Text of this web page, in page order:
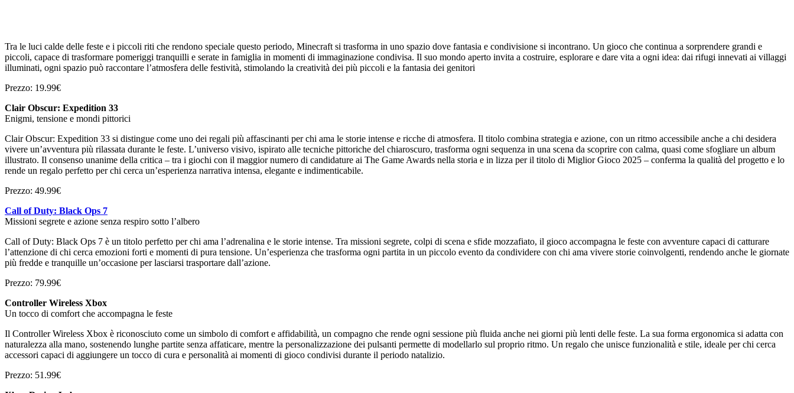
Tra le luci calde delle feste e i piccoli riti che rendono speciale questo periodo, Minecraft si trasforma in uno spazio dove fantasia e condivisione si incontrano. Un gioco che continua a sorprendere grandi e
piccoli, capace di trasformare pomeriggi tranquilli e serate in famiglia in momenti di immaginazione condivisa. Il suo mondo aperto invita a costruire, esplorare e dare vita a ogni idea: dai rifugi innevati ai villaggi
illuminati, ogni spazio può raccontare l’atmosfera delle festività, stimolando la creatività dei più piccoli e la fantasia dei genitori
Prezzo: 19.99€
Clair Obscur: Expedition 33
Enigmi, tensione e mondi pittorici
Clair Obscur: Expedition 33 si distingue come uno dei regali più affascinanti per chi ama le storie intense e ricche di atmosfera. Il titolo combina strategia e azione, con un ritmo accessibile anche a chi desidera
vivere un’avventura più rilassata durante le feste. L’universo visivo, ispirato alle tecniche pittoriche del chiaroscuro, trasforma ogni sequenza in una scena da scoprire con calma, quasi come sfogliare un album
illustrato. Il consenso unanime della critica – tra i giochi con il maggior numero di candidature ai The Game Awards nella storia e in lizza per il titolo di Miglior Gioco 2025 – conferma la qualità del progetto e lo
rende un regalo perfetto per chi cerca un’esperienza narrativa intensa, elegante e indimenticabile.
Prezzo: 49.99€
Call of Duty: Black Ops 7
Missioni segrete e azione senza respiro sotto l’albero
Call of Duty: Black Ops 7 è un titolo perfetto per chi ama l’adrenalina e le storie intense. Tra missioni segrete, colpi di scena e sfide mozzafiato, il gioco accompagna le feste con avventure capaci di catturare
l’attenzione di chi cerca emozioni forti e momenti di pura tensione. Un’esperienza che trasforma ogni partita in un piccolo evento da condividere con chi ama vivere storie coinvolgenti, rendendo anche le giornate
più fredde e tranquille un’occasione per lasciarsi trasportare dall’azione.
Prezzo: 79.99€
Controller Wireless Xbox
Un tocco di comfort che accompagna le feste
Il Controller Wireless Xbox è riconosciuto come un simbolo di comfort e affidabilità, un compagno che rende ogni sessione più fluida anche nei giorni più lenti delle feste. La sua forma ergonomica si adatta con
naturalezza alla mano, sostenendo lunghe partite senza affaticare, mentre la personalizzazione dei pulsanti permette di modellarlo sul proprio ritmo. Un regalo che unisce funzionalità e stile, ideale per chi cerca
accessori capaci di aggiungere un tocco di cura e personalità ai momenti di gioco condivisi durante il periodo natalizio.
Prezzo: 51.99€